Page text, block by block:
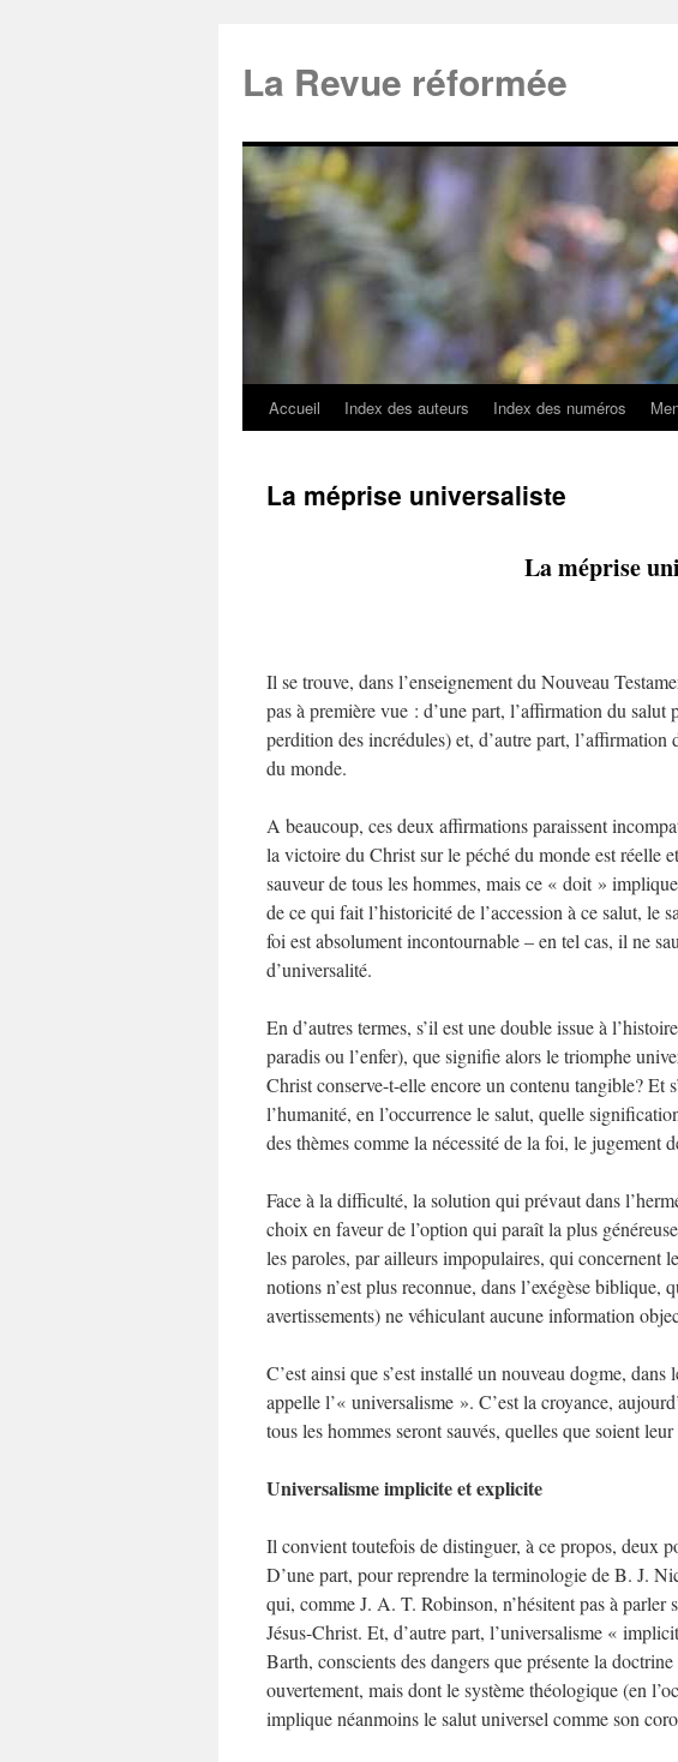
La Revue réformée
Accueil Index des auteurs Index des numéros
La méprise universaliste
La méprise
Il se trouve, dans l’enseignement du Nouveau
pas à première vue : d’une part, l’affirmation du
perdition des incrédules) et, d’autre part,
du monde.
A beaucoup, ces deux affirmations paraissent
la victoire du Christ sur le péché du monde est réelle
sauveur de tous les hommes, mais ce « doit »
de ce qui fait l’historicité de l’accession à ce salut, le
foi est absolument incontournable – en tel cas, il ne
d’universalité.
En d’autres termes, s’il est une double issue à
paradis ou l’enfer), que signifie alors le triomphe
Christ conserve-t-elle encore un contenu tangible? Et
l’humanité, en l’occurrence le salut, quelle
des thèmes comme la nécessité de la foi, le jugement
Face à la difficulté, la solution qui prévaut dans
choix en faveur de l’option qui paraît la plus
les paroles, par ailleurs impopulaires, qui concernent
notions n’est plus reconnue, dans l’exégèse biblique,
avertissements) ne véhiculant aucune information
C’est ainsi que s’est installé un nouveau dogme,
appelle l’« universalisme ». C’est la croyance,
tous les hommes seront sauvés, quelles que soient
Universalisme implicite et explicite
Il convient toutefois de distinguer, à ce propos, deux
D’une part, pour reprendre la terminologie de B. J.
qui, comme J. A. T. Robinson, n’hésitent pas à parler
Jésus-Christ. Et, d’autre part, l’universalisme «
Barth, conscients des dangers que présente la
ouvertement, mais dont le système théologique (en
implique néanmoins le salut universel comme son